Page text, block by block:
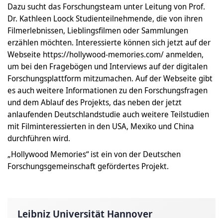
Dazu sucht das Forschungsteam unter Leitung von Prof.
Dr. Kathleen Loock Studienteilnehmende, die von ihren
Filmerlebnissen, Lieblingsfilmen oder Sammlungen
erzählen möchten. Interessierte können sich jetzt auf der
Webseite https://hollywood-memories.com/ anmelden,
um bei den Fragebögen und Interviews auf der digitalen
Forschungsplattform mitzumachen. Auf der Webseite gibt
es auch weitere Informationen zu den Forschungsfragen
und dem Ablauf des Projekts, das neben der jetzt
anlaufenden Deutschlandstudie auch weitere Teilstudien
mit Filminteressierten in den USA, Mexiko und China
durchführen wird.
„Hollywood Memories“ ist ein von der Deutschen
Forschungsgemeinschaft gefördertes Projekt.
Leibniz Universität Hannover